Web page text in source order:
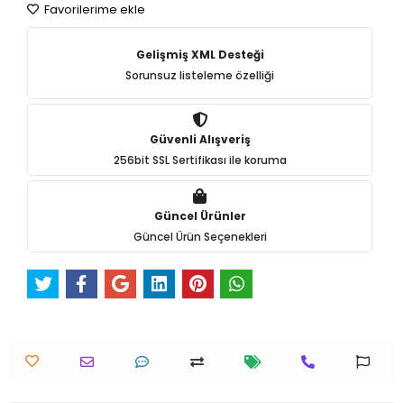
Favorilerime ekle
Gelişmiş XML Desteği
Sorunsuz listeleme özelliği
Güvenli Alışveriş
256bit SSL Sertifikası ile koruma
Güncel Ürünler
Güncel Ürün Seçenekleri